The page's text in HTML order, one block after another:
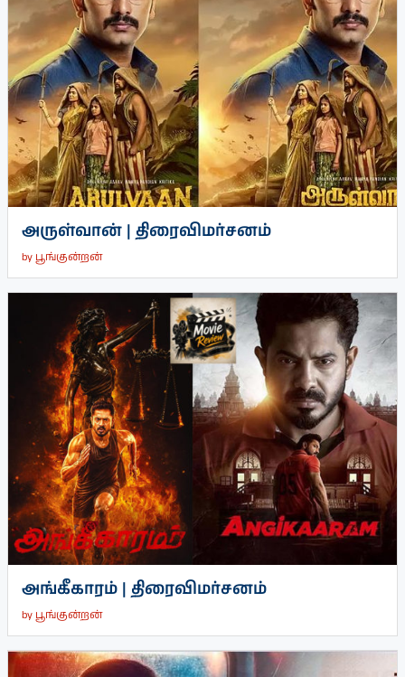
அருள்வான் | திரைவிமர்சனம்
by பூங்குன்றன்
அங்கீகாரம் | திரைவிமர்சனம்
by பூங்குன்றன்